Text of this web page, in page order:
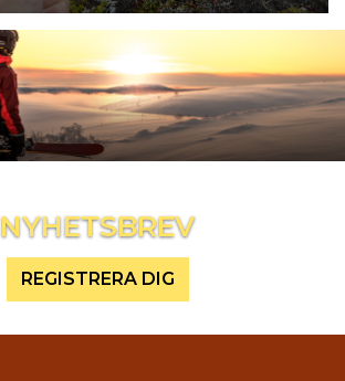
NYHETSBREV
REGISTRERA DIG